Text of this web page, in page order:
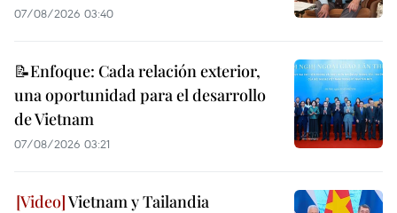
07/08/2026 03:40
📝Enfoque: Cada relación exterior,
una oportunidad para el desarrollo
de Vietnam
07/08/2026 03:21
Vietnam y Tailandia